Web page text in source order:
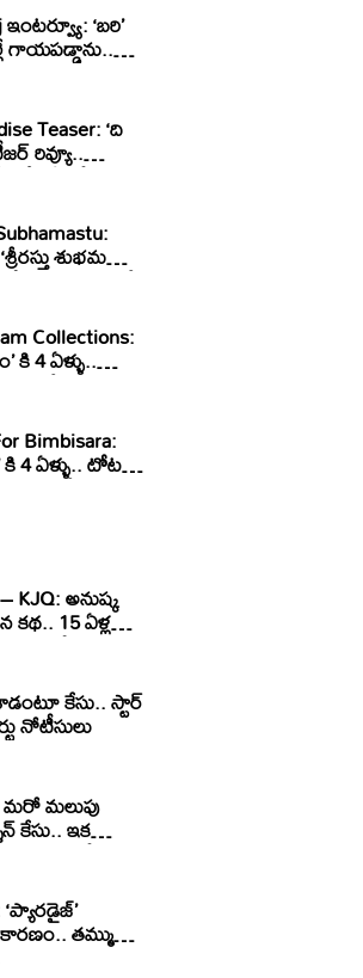
‘బరి’
గాయపడ్డాను..
వ్యాఖ్యలు!
Teaser: ‘ది
రివ్యూ..
ఏమీ లేదు!
శుభమస్తు’కి
కలెక్షన్స్ ఇవే
Collections:
4 ఏళ్ళు..
ఇవే
Bimbisara:
4 ఏళ్ళు.. టోటల్
ఇవే
KJQ: అనుష్క
15 ఏళ్ల
రిలీజ్‌..
కేసు.. స్టార్‌
నోటీసులు
మరో మలుపు
కేసు.. ఇక
కష్టమేనా?
తమ్ముడి